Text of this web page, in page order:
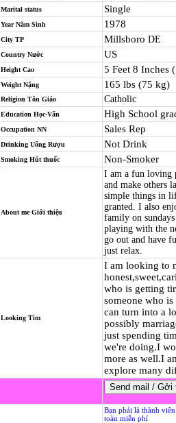
Marital status Single
Year Năm Sinh 1978
City TP Millsboro DE
Country Nước US
Height Cao 5 Feet 8 Inches
Weight Nặng 165 lbs (75 kg)
Religion Tôn Giáo Catholic
Education Học-Vấn High School
Occupation NN Sales Rep
Drinking Uống Rượu Not Drink
Smoking Hút thuốc Non-Smoker
About me Giới thiệu
I am a fun loving
and make others
simple things in
granted. I also
family on
playing with the
go out and have
just relax.
Looking Tìm
I am looking to
who is getting
someone who
can turn into a
possibly
just spending
we're doing.I
more as well.I
explore many
Bạn phải là thành
toàn miễn phí